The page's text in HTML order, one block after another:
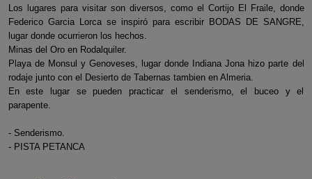
Los lugares para visitar son diversos, como el Cortijo El Fraile, donde
Federico Garcia Lorca se inspiró para escribir BODAS DE SANGRE,
lugar donde ocurrieron los hechos.
Minas del Oro en Rodalquiler.
Playa de Monsul y Genoveses, lugar donde Indiana Jona hizo parte del
rodaje junto con el Desierto de Tabernas tambien en Almeria.
En este lugar se pueden practicar el senderismo, el buceo y el
parapente.
- Senderismo.
- PISTA PETANCA